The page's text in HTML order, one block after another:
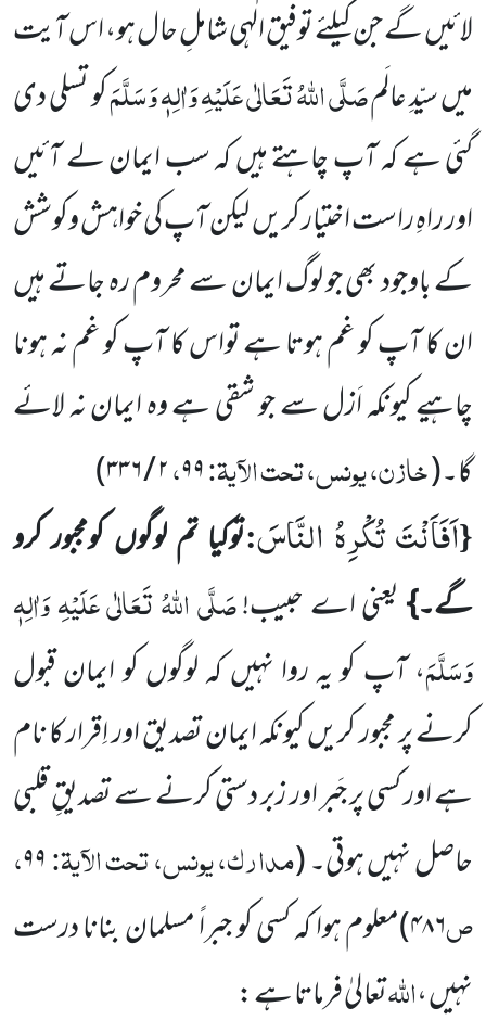
لائیں گے جن کیلئے توفیق الٰہی شاملِ حال ہو، اس آیت
میں سیّدِ عالَمصَلَّی اللہُ تَعَالٰی عَلَیْہِ وَاٰلِہٖ وَسَلَّمَکو تسلی دی
گئی ہے کہ آپ چاہتے ہیں کہسب ایمان لے آئیں
اور راہِ راست اختیار کریں لیکن آپ کی خواہش وکوشش
کے باوجود بھی جو لوگ ایمان سے محروم رہ جاتے ہیں
ان کا آپ کو غم ہوتا ہے تواس کا آپ کو غم نہ ہونا
چاہیے کیونکہ اَزل سے جو شقی ہے وہ ایمان نہ لائے
گا۔(خازن، یونس، تحت الآیۃ:۹۹،۲/۳۳۶)
{اَفَاَنْتَ تُكْرِهُ النَّاسَ:توکیا تم لوگوں کومجبور کرو
گے۔}یعنی اے حبیب!صَلَّی اللہُ تَعَالٰی عَلَیْہِ وَاٰلِہٖ
وَسَلَّمَ، آپ کو یہ روانہیں کہ لوگوں کو ایمان قبول
کرنے پر مجبور کریں کیونکہ ایمان تصدیق اور اِقرار کا نام
ہے اور کسی پر جَبر اور زبر دستی کرنے سےتصدیقِ قلبی
حاصل نہیں ہوتی۔(مدارک، یونس، تحت الآیۃ:۹۹،
ص۴۸۶)معلوم ہوا کہ کسی کو جبراً مسلمان بنانا درست
نہیں ،اللہتعالیٰ فرماتا ہے :